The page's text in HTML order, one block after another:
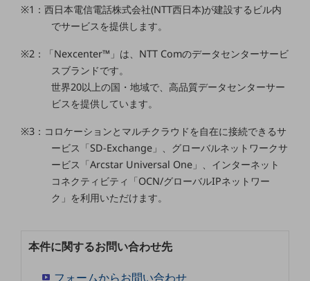
解決するヒントをお届けする記事サイト
トレンド記事特集
中堅中小企業向け
サービス・ソリューション
中堅中小企業のビジネスをサポート！
お悩みから見つける
お悩みから見つけるTOP
ネットワーク
※1：西日本電信電話株式会社(NTT西日本)が建設するビル内
でサービスを提供します。
※2：「Nexcenter™」は、NTT Comのデータセンターサービ
スブランドです。
世界20以上の国・地域で、高品質データセンターサー
ビスを提供しています。
※3：コロケーションとマルチクラウドを自在に接続できるサ
ービス「SD-Exchange」、グローバルネットワークサ
ービス「Arcstar Universal One」、インターネット
コネクティビティ「OCN/グローバルIPネットワー
ク」を利用いただけます。
本件に関するお問い合わせ先
フォームからお問い合わせ